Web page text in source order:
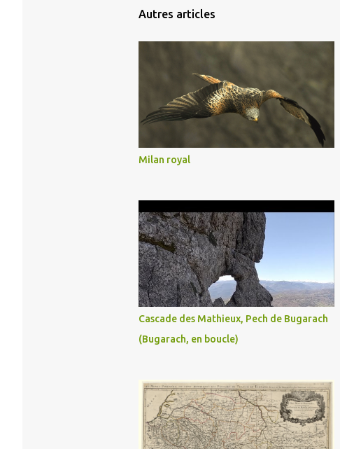
Autres articles
Milan royal
Cascade des Mathieux, Pech de Bugarach
(Bugarach, en boucle)